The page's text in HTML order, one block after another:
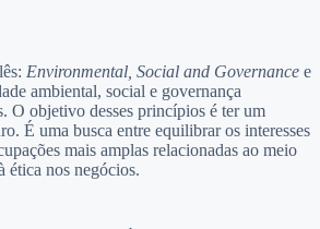
Environmental, Social and Governance e
ambiental, social e governança
O objetivo desses princípios é ter um
É uma busca entre equilibrar os interesses
mais amplas relacionadas ao meio
ética nos negócios.